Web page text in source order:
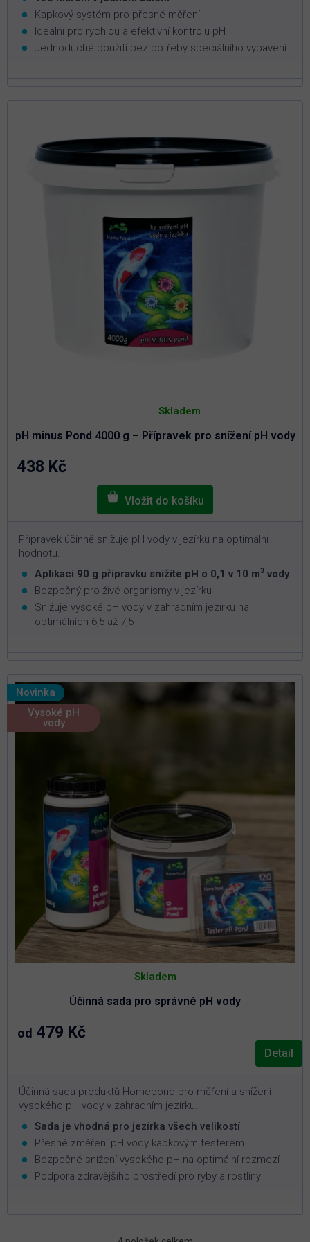
Kapkový systém pro přesné měření
Ideální pro rychlou a efektivní kontrolu pH
Jednoduché použití bez potřeby speciálního vybavení
pH minus Pond 4000 g – Přípravek pro snížení pH vody
hodnocení
5,0
Skladem
438 Kč
Přípravek účinně snižuje pH vody v jezírku na optimální
hodnotu.
Aplikací 90 g přípravku snížíte pH o 0,1 v 10 m3 vody
Bezpečný pro živé organismy v jezírku
Snižuje vysoké pH vody v zahradním jezírku na
optimálních 6,5 až 7,5
Novinka
Vysoké pH
vody
Účinná sada pro správné pH vody
Skladem
od 479 Kč
Detail
Účinná sada produktů Homepond pro měření a snížení
vysokého pH vody v zahradním jezírku.
Sada je vhodná pro jezírka všech velikostí
Přesné změření pH vody kapkovým testerem
Bezpečné snížení vysokého pH na optimální rozmezí
Podpora zdravějšího prostředí pro ryby a rostliny